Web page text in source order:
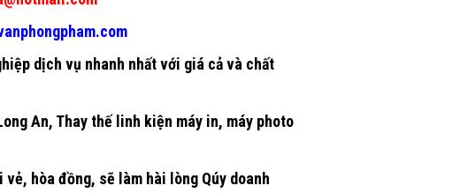
dịch vụ nhanh nhất với giá cả và chất
An, Thay thế linh kiện máy in, máy photo
hòa đồng, sẽ làm hài lòng Qúy doanh